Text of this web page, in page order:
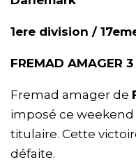
1ere division /
FREMAD AMAGER
Fremad amager de
imposé ce
titulaire. Cette
défaite.